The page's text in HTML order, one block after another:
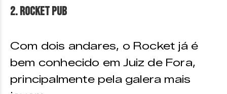
2. Rocket Pub
Com dois andares, o Rocket já é
bem conhecido em Juiz de Fora,
principalmente pela galera mais